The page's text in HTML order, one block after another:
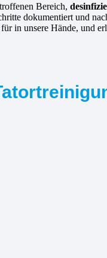
Bereich,
dokumentiert und
in unsere Hände, und